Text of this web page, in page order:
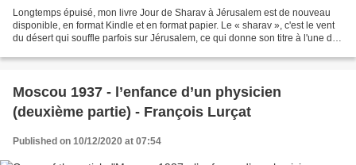
Longtemps épuisé, mon livre Jour de Sharav à Jérusalem est de nouveau
disponible, en format Kindle et en format papier. Le « sharav », c'est le vent
du désert qui souffle parfois sur Jérusalem, ce qui donne son titre à l'une des
Moscou 1937 - l’enfance d’un physicien
(deuxième partie) - François Lurçat
Published on 10/12/2020 at 07:54